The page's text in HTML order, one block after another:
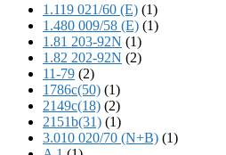
1.119 021/60 (E) (1)
1.480 009/58 (E) (1)
1.81 203-92N (1)
1.82 202-92N (2)
11-79 (2)
1786c(50) (1)
2149c(18) (2)
2151b(31) (1)
3.010 020/70 (N+B) (1)